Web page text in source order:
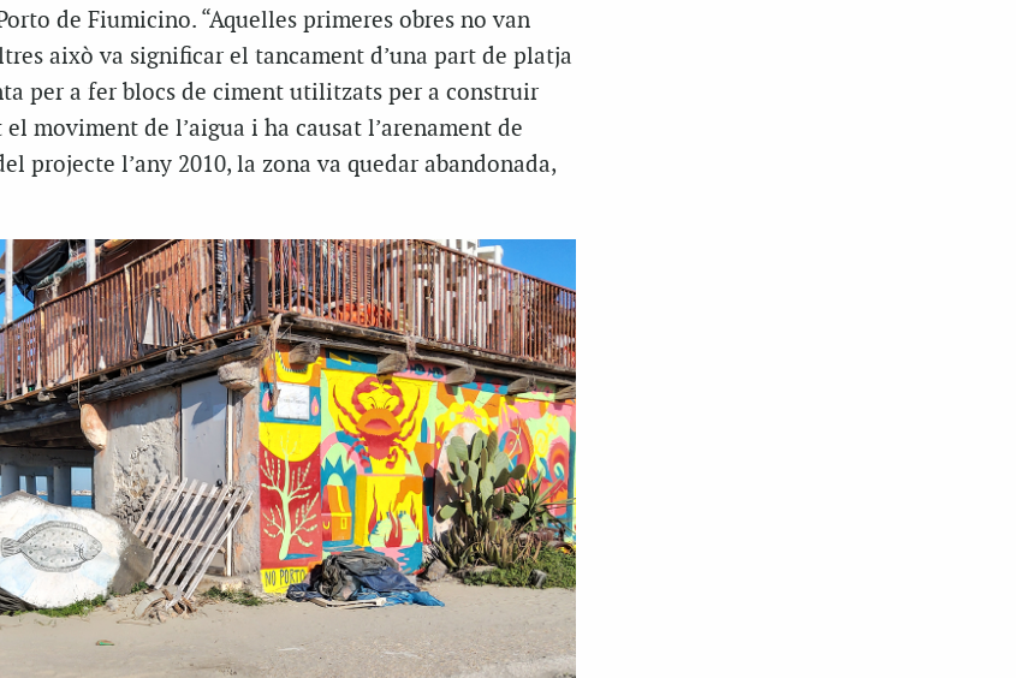
de Fiumicino. “Aquelles primeres obres no van
això va significar el tancament d’una part de platja
per a fer blocs de ciment utilitzats per a construir
moviment de l’aigua i ha causat l’arenament de
projecte l’any 2010, la zona va quedar abandonada,